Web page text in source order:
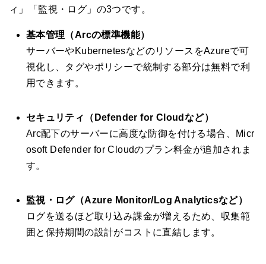
ィ」「監視・ログ」の3つです。
基本管理（Arcの標準機能）
サーバーやKubernetesなどのリソースをAzureで可
視化し、タグやポリシーで統制する部分は無料で利
用できます。
セキュリティ（Defender for Cloudなど）
Arc配下のサーバーに高度な防御を付ける場合、Micr
osoft Defender for Cloudのプラン料金が追加されま
す。
監視・ログ（Azure Monitor/Log Analyticsなど）
ログを送るほど取り込み課金が増えるため、収集範
囲と保持期間の設計がコストに直結します。